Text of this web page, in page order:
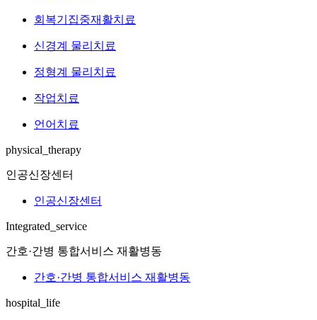
회복기집중재활치료
신경계 물리치료
정형계 물리치료
작업치료
언어치료
physical_therapy
인공신장센터
인공신장센터
Integrated_service
간호·간병 통합서비스 재활병동
간호·간병 통합서비스 재활병동
hospital_life